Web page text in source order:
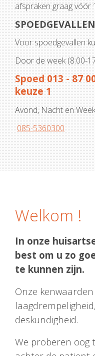
afspraken graag vóór
SPOEDGEVALLEN
Voor spoedgevallen
Door de week (8.00-
Spoed 013 - 87
keuze 1
Avond, Nacht en
085-5360300
Welkom !
In onze
best om u zo
te kunnen zijn.
Onze
deskundigheid.
We proberen oog